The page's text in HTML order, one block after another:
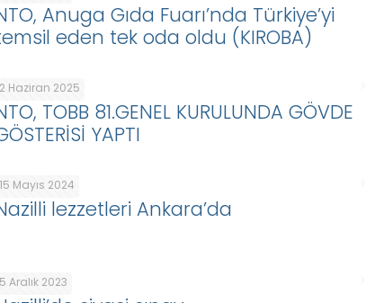
Anuga Gıda Fuarı’nda Türkiye’yi
eden tek oda oldu (KIROBA)
2 Haziran 2025
TOBB 81.GENEL KURULUNDA GÖVDE
YAPTI
15 Mayıs 2024
lezzetleri Ankara’da
5 Aralık 2023